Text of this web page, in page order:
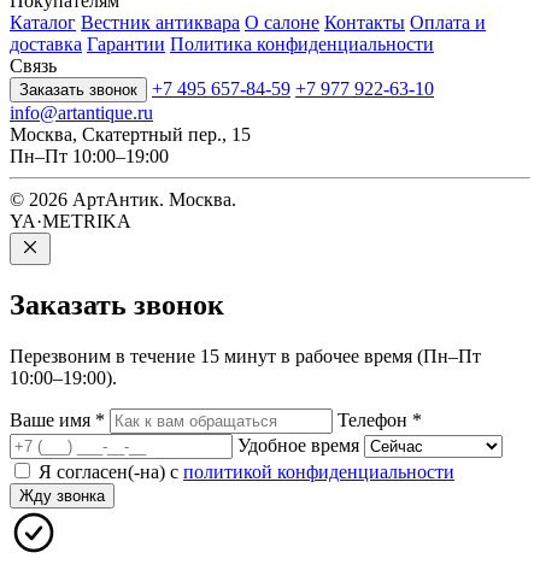
Каталог Вестник антиквара О салоне Контакты Оплата и
доставка Гарантии Политика конфиденциальности
Связь
Заказать звонок +7 495 657-84-59 +7 977 922-63-10
info@artantique.ru
Москва, Скатертный пер., 15
Пн–Пт 10:00–19:00
© 2026 АртАнтик. Москва.
YA·METRIKA
Заказать звонок
Перезвоним в течение 15 минут в рабочее время (Пн–Пт
10:00–19:00).
Ваше имя * Телефон *
Удобное время
Я согласен(-на) с политикой конфиденциальности
Жду звонка